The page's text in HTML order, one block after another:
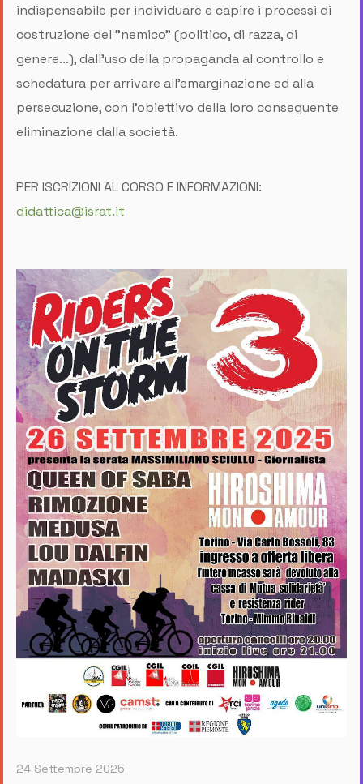
indispensabile per individuare e capire i processi di
costruzione del "nemico" (politico, di razza, di
genere...), dall'uso della propaganda al controllo e
schedatura per arrivare all'emarginazione ed alla
persecuzione, con l'obiettivo della loro conseguente
eliminazione dalla società.
PER ISCRIZIONI AL CORSO E INFORMAZIONI:
didattica@israt.it
24 Settembre 2025